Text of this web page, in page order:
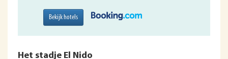
Bekijk hotels
Het stadje El Nido